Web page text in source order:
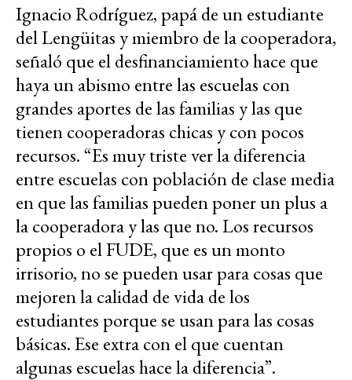
Ignacio Rodríguez, papá de un estudiante
del Lengüitas y miembro de la cooperadora,
señaló que el desfinanciamiento hace que
haya un abismo entre las escuelas con
grandes aportes de las familias y las que
tienen cooperadoras chicas y con pocos
recursos. “Es muy triste ver la diferencia
entre escuelas con población de clase media
en que las familias pueden poner un plus a
la cooperadora y las que no. Los recursos
propios o el FUDE, que es un monto
irrisorio, no se pueden usar para cosas que
mejoren la calidad de vida de los
estudiantes porque se usan para las cosas
básicas. Ese extra con el que cuentan
algunas escuelas hace la diferencia”.